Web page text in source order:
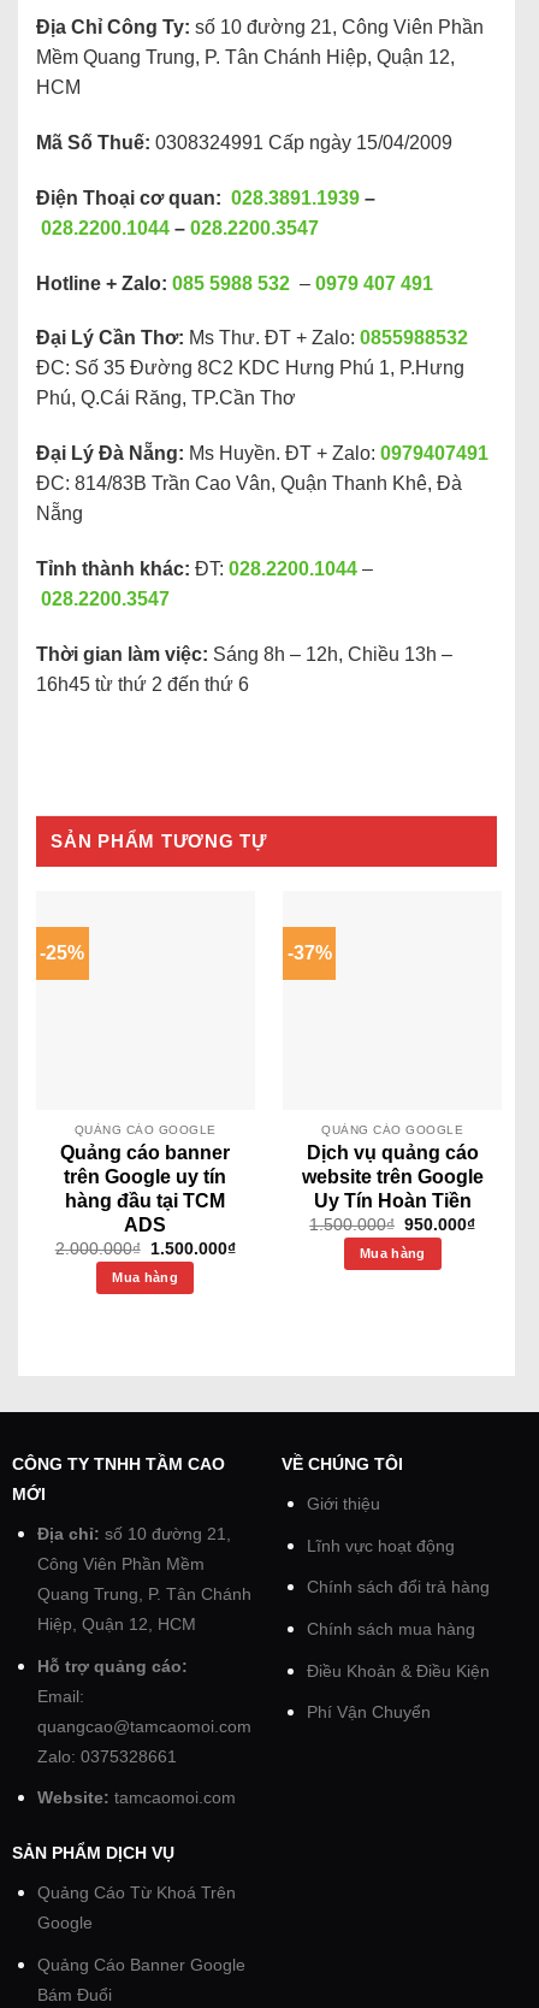
Địa Chỉ Công Ty: số 10 đường 21, Công Viên Phần
Mềm Quang Trung, P. Tân Chánh Hiệp, Quận 12,
HCM
Mã Số Thuế: 0308324991 Cấp ngày 15/04/2009
Điện Thoại cơ quan: 028.3891.1939 –
028.2200.1044 – 028.2200.3547
Hotline + Zalo: 085 5988 532 – 0979 407 491
Đại Lý Cần Thơ: Ms Thư. ĐT + Zalo: 0855988532
ĐC: Số 35 Đường 8C2 KDC Hưng Phú 1, P.Hưng
Phú, Q.Cái Răng, TP.Cần Thơ
Đại Lý Đà Nẵng: Ms Huyền. ĐT + Zalo: 0979407491
ĐC: 814/83B Trần Cao Vân, Quận Thanh Khê, Đà
Nẵng
Tỉnh thành khác: ĐT: 028.2200.1044 –
028.2200.3547
Thời gian làm việc: Sáng 8h – 12h, Chiều 13h –
16h45 từ thứ 2 đến thứ 6
SẢN PHẨM TƯƠNG TỰ
-25%
QUẢNG CÁO GOOGLE
Quảng cáo banner
trên Google uy tín
hàng đầu tại TCM
ADS
2.000.000₫ 1.500.000₫
Mua hàng
-37%
QUẢNG CÁO GOOGLE
Dịch vụ quảng cáo
website trên Google
Uy Tín Hoàn Tiền
1.500.000₫ 950.000₫
Mua hàng
CÔNG TY TNHH TẦM CAO
MỚI
Địa chỉ: số 10 đường 21,
Công Viên Phần Mềm
Quang Trung, P. Tân Chánh
Hiệp, Quận 12, HCM
Hỗ trợ quảng cáo:
Email:
quangcao@tamcaomoi.com
Zalo: 0375328661
Website: tamcaomoi.com
VỀ CHÚNG TÔI
Giới thiệu
Lĩnh vực hoạt động
Chính sách đổi trả hàng
Chính sách mua hàng
Điều Khoản & Điều Kiện
Phí Vận Chuyển
SẢN PHẨM DỊCH VỤ
Quảng Cáo Từ Khoá Trên
Google
Quảng Cáo Banner Google
Bám Đuổi